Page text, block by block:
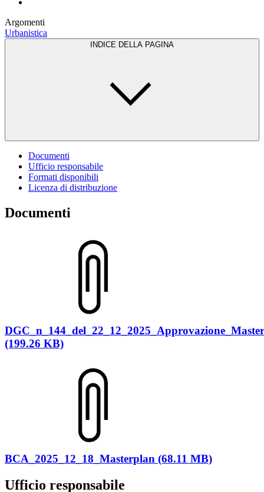
Argomenti
Urbanistica
INDICE DELLA PAGINA
Documenti
Ufficio responsabile
Formati disponibili
Licenza di distribuzione
Documenti
(199.26 KB)
BCA_2025_12_18_Masterplan (68.11 MB)
Ufficio responsabile